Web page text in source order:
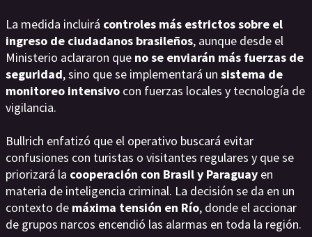
La medida incluirá controles más estrictos sobre el
ingreso de ciudadanos brasileños, aunque desde el
Ministerio aclararon que no se enviarán más fuerzas de
seguridad, sino que se implementará un sistema de
monitoreo intensivo con fuerzas locales y tecnología de
vigilancia.
Bullrich enfatizó que el operativo buscará evitar
confusiones con turistas o visitantes regulares y que se
priorizará la cooperación con Brasil y Paraguay en
materia de inteligencia criminal. La decisión se da en un
contexto de máxima tensión en Río, donde el accionar
de grupos narcos encendió las alarmas en toda la región.